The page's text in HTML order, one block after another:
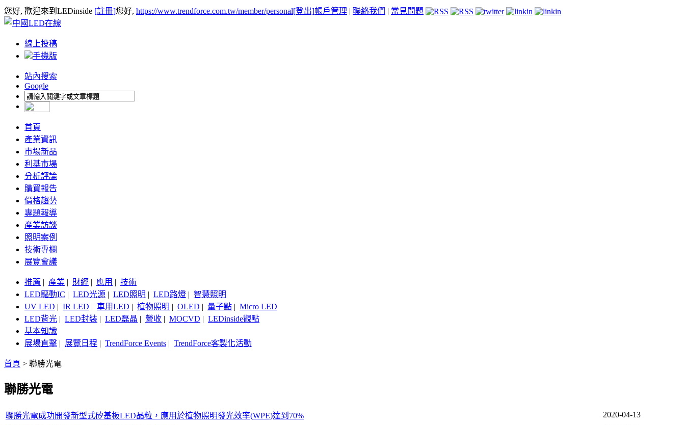
您好, 歡迎來到LEDinside [註冊]您好, https://www.trendforce.com.tw/member/personal[登出]帳戶管理 | 聯絡我們 | 常見問題
線上投稿
手機版
站內搜索
Google
首頁
產業資訊
市場新品
利基市場
分析評論
購買報告
價格趨勢
專題報導
產業訪談
照明案例
技術專欄
展覽會議
推薦 | 產業 | 財經 | 應用 | 技術
LED驅動IC | LED光源 | LED照明 | LED路燈 | 智慧照明
UV LED | IR LED | 車用LED | 植物照明 | OLED | 量子點 | Micro LED
LED背光 | LED封裝 | LED磊晶 | 營收 | MOCVD | LEDinside觀點
基本知識
展場直擊 | 展覽日程 | TrendForce Events | TrendForce客製化活動
首頁 > 聯勝光電
聯勝光電
聯勝光電成功開發新型式矽基板LED晶粒，應用於植物照明發光效率(WPE)達到70%
2020-04-13